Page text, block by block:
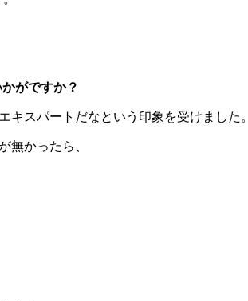
がですか？
スパートだなという印象を受けました。
無かったら、